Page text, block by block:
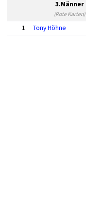
3.Männer
(Rote Karten)
1 Tony Höhne